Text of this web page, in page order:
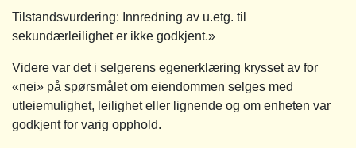
Tilstandsvurdering: Innredning av u.etg. til
sekundærleilighet er ikke godkjent.»
Videre var det i selgerens egenerklæring krysset av for
«nei» på spørsmålet om eiendommen selges med
utleiemulighet, leilighet eller lignende og om enheten var
godkjent for varig opphold.